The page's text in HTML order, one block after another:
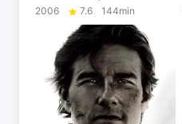
2006 7.6 144min